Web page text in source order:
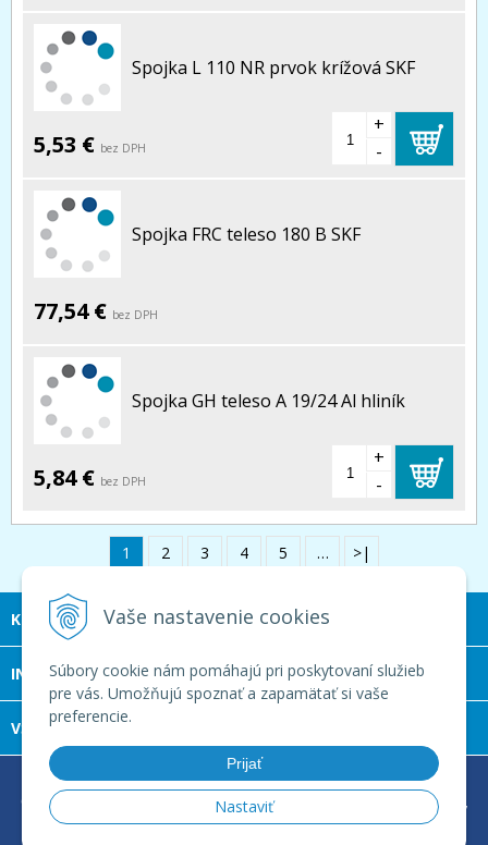
Vaše nastavenie cookies
Súbory cookie nám pomáhajú pri poskytovaní služieb
pre vás. Umožňujú spoznať a zapamätať si vaše
preferencie.
Prijať
Nastaviť
Spojka L 110 NR prvok krížová SKF
5,53 € bez DPH
+
-
Spojka FRC teleso 180 B SKF
77,54 € bez DPH
Spojka GH teleso A 19/24 Al hliník
5,84 € bez DPH
+
-
1 2 3 4 5 … >|
KONTAKT
INFOLINKA
VŠETKO O NÁKUPE
© 2026 LOGUMA s.r.o. • tvorba eshopu cez UNIobchod
,
webhostingspoločnostiWEBYGROUP